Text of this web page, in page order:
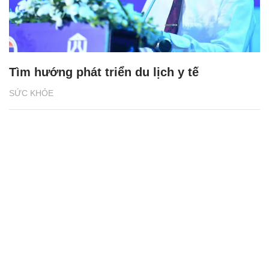
SỨC KHỎE
Tìm hướng phát triển du lịch y tế